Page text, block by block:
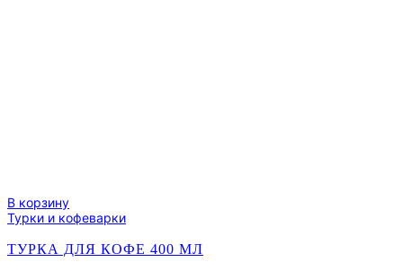
В корзину
Турки и кофеварки
ТУРКА ДЛЯ КОФЕ 400 МЛ